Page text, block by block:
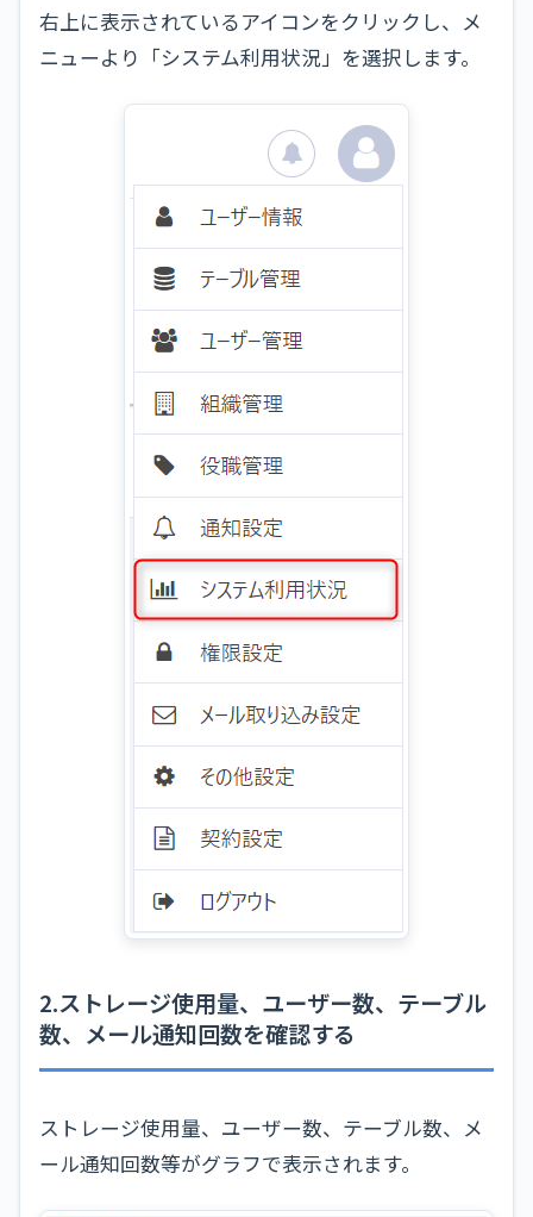
右上に表示されているアイコンをクリックし、メ
ニューより「システム利用状況」を選択します。
2.ストレージ使用量、ユーザー数、テーブル
数、メール通知回数を確認する
ストレージ使用量、ユーザー数、テーブル数、メ
ール通知回数等がグラフで表示されます。